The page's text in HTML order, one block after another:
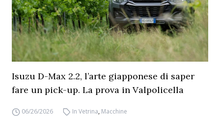
Isuzu D-Max 2.2, l’arte giapponese di saper
fare un pick-up. La prova in Valpolicella
06/26/2026 In Vetrina, Macchine